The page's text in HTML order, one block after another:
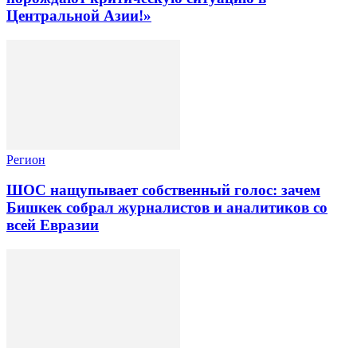
Центральной Азии!»
Регион
ШОС нащупывает собственный голос: зачем
Бишкек собрал журналистов и аналитиков со
всей Евразии